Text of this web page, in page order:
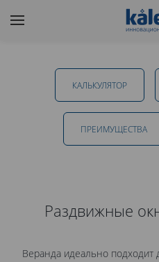
Раздвижные окна
от 17
политикой обработки
КАЛЬКУЛЯТОР
ПРЕИМУЩЕСТВА
Раздвижные
Веранда идеально подходит